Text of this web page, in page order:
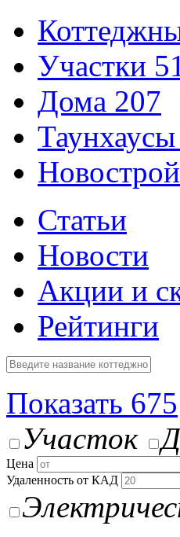
Участки
Дома 207
Таунхаусы
Статьи
Новости
Акции и
Рейтинги
Показать 675
Участок
Цена
Удаленность от КАД